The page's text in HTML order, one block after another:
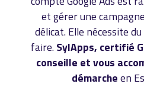
et gérer une
délicat. Elle nécessite
faire. SylApps, certifié
conseille et vous
démarcheen